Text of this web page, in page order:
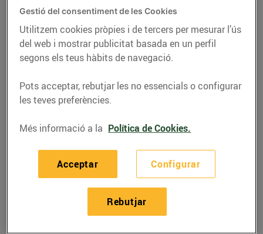
4 maneres de
conservar els aliments
frescos
tens producte fresc que no vols que se't faci malbé.
Gestió del consentiment de les Cookies
Utilitzem cookies pròpies i de tercers per mesurar l’ús
del web i mostrar publicitat basada en un perfil
segons els teus hàbits de navegació.
Pots acceptar, rebutjar les no essencials o configurar
les teves preferències.
Més informació a la Política de Cookies.
Configurar
Rebutjar
Acceptar